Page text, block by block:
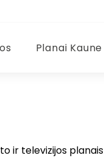
Planai Kaune
ir televizijos